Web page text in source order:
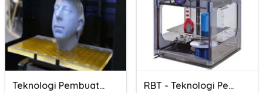
Teknologi Pembuatan RBT - Teknologi Pembuatan